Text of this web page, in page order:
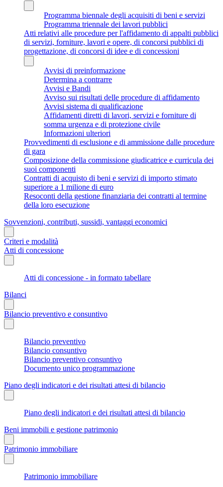
Programma biennale degli acquisiti di beni e servizi
Programma triennale dei lavori pubblici
Atti relativi alle procedure per l'affidamento di appalti pubblici
di servizi, forniture, lavori e opere, di concorsi pubblici di
progettazione, di concorsi di idee e di concessioni
Avvisi di preinformazione
Determina a contrarre
Avvisi e Bandi
Avviso sui risultati delle procedure di affidamento
Avvisi sistema di qualificazione
Affidamenti diretti di lavori, servizi e forniture di
somma urgenza e di protezione civile
Informazioni ulteriori
Provvedimenti di esclusione e di ammissione dalle procedure
di gara
Composizione della commissione giudicatrice e curricula dei
suoi componenti
Contratti di acquisto di beni e servizi di importo stimato
superiore a 1 milione di euro
Resoconti della gestione finanziaria dei contratti al termine
della loro esecuzione
Sovvenzioni, contributi, sussidi, vantaggi economici
Criteri e modalità
Atti di concessione
Atti di concessione - in formato tabellare
Bilanci
Bilancio preventivo e consuntivo
Bilancio preventivo
Bilancio consuntivo
Bilancio preventivo consuntivo
Documento unico programmazione
Piano degli indicatori e dei risultati attesi di bilancio
Piano degli indicatori e dei risultati attesi di bilancio
Beni immobili e gestione patrimonio
Patrimonio immobiliare
Patrimonio immobiliare